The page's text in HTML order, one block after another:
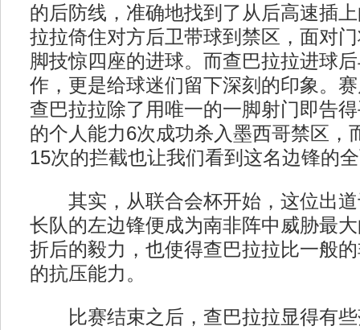
的后防线，准确地找到了从后高速插
拉拉倚住对方后卫带球到禁区，面对
脚技惊四座的进球。而查巴拉拉进球
作，更是给球迷们留下深刻的印象。
查巴拉拉除了用唯一的一脚射门即告
的个人能力6次成功杀入墨西哥禁区，
15次的拦截也让我们看到这名边锋的
其实，从联合会杯开始，这位出道
长队的左边锋便成为南非阵中威胁最
折后的毅力，也使得查巴拉拉比一般
的抗压能力。
比赛结束之后，查巴拉拉显得有些